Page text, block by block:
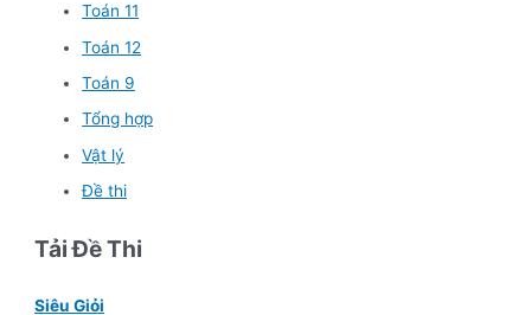
Toán 11
Toán 12
Toán 9
Tổng hợp
Vật lý
Đề thi
Tải Đề Thi
Siêu Giỏi